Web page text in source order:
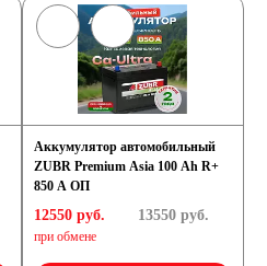
Аккумулятор автомобильный
ZUBR Premium Asia 100 Ah R+
850 A ОП
12550 руб.
при обмене
13550 руб.